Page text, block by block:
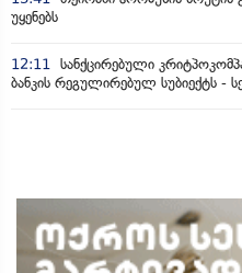
უყენებს
12:11
სანქცირებული
ბანკის რეგულირებულ სუბიექტს -